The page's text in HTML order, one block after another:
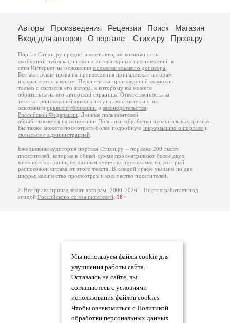
Мы используем файлы cookie для
улучшения работы сайта.
Оставаясь на сайте, вы
соглашаетесь с условиями
использования файлов cookies.
Чтобы ознакомиться с Политикой
обработки персональных данных
Авторы Произведения Рецензии Поиск
Магазин
Вход для авторов
О портале Стихи.ру Проза.ру
Портал Стихи.ру предоставляет авторам возможность
свободной публикации своих литературных произведений в
сети Интернет на основаниипользовательского договора
Все авторские права на произведения принадлежат авторам
и охраняются законом . Перепечатка произведений возможна
только с согласия его автора, к которому вы можете
обратиться на его авторской странице. Ответственность за
тексты произведений авторы несут самостоятельно на
основанииправил публикации изаконодательства
Российской Федерации . Данные пользователей
обрабатываются на основании Политики обработки персональных данных
Вы также можете посмотреть более подробную информацию о портале и
связаться с администрацией
Ежедневная аудитория портала Стихи.ру – порядка 200 тысяч
посетителей, которые в общей сумме просматривают более двух
миллионов страниц по данным счетчика посещаемости, который
расположен справа от этого текста. В каждой графе указано по две
цифры: количество просмотров и количество посетителей.
© Все права принадлежат авторам, 2000-2026. Портал работает под
эгидойРоссийского союза писателей. 18+